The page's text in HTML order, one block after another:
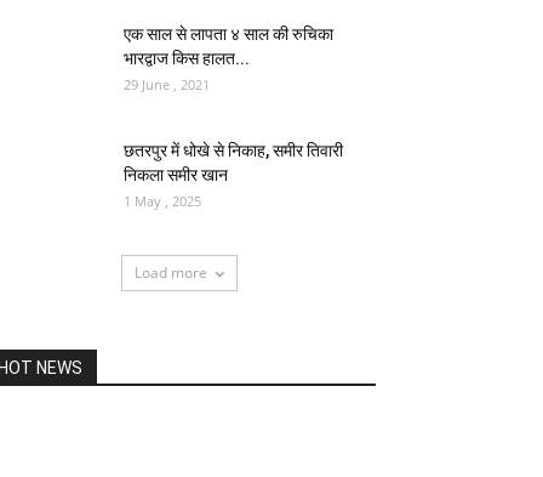
एक साल से लापता ४ साल की रुचिका
भारद्वाज किस हालत...
29 June , 2021
छतरपुर में धोखे से निकाह, समीर तिवारी
निकला समीर खान
1 May , 2025
Load more
HOT NEWS